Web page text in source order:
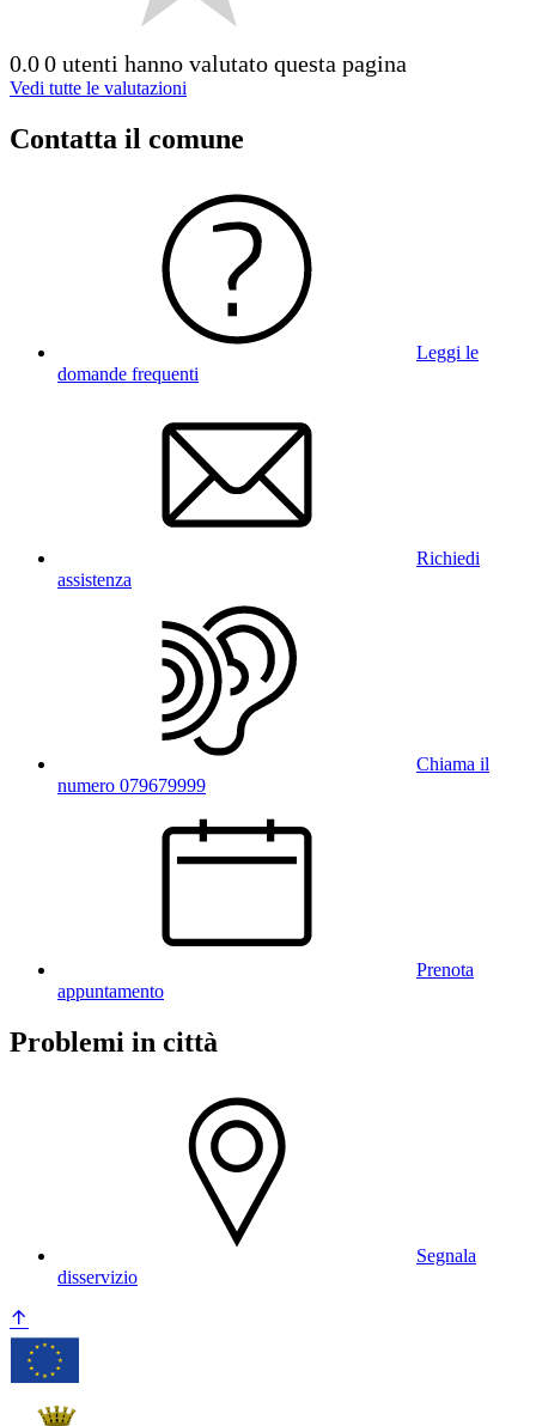
0.00 utenti hanno valutato questa pagina
Vedi tutte le valutazioni
Contatta il comune
Leggi le
domande frequenti
Richiedi
assistenza
Chiama il
numero 079679999
Prenota
appuntamento
Problemi in città
Segnala
disservizio